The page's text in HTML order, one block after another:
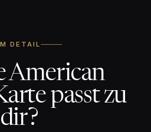
DETAIL
American
passt zu
dir?